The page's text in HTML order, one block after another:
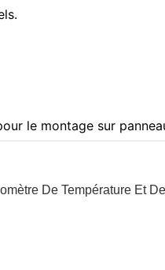
le montage sur
De Température Et